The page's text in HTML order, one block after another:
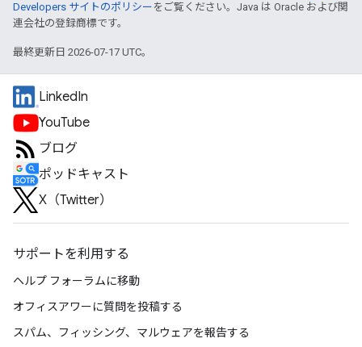
Developers サイトのポリシー をご覧ください。Java は Oracle および関
連会社の登録商標です。
最終更新日 2026-07-17 UTC。
LinkedIn
YouTube
ブログ
ポッドキャスト
X（Twitter）
サポートを利用する
ヘルプ フォーラムに移動
オフィスアワーに質問を投稿する
スパム、フィッシング、マルウェアを報告する